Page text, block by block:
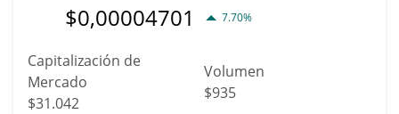
$0,00004701 7.70%
Capitalización de
Mercado
$31.042
Volumen
$935